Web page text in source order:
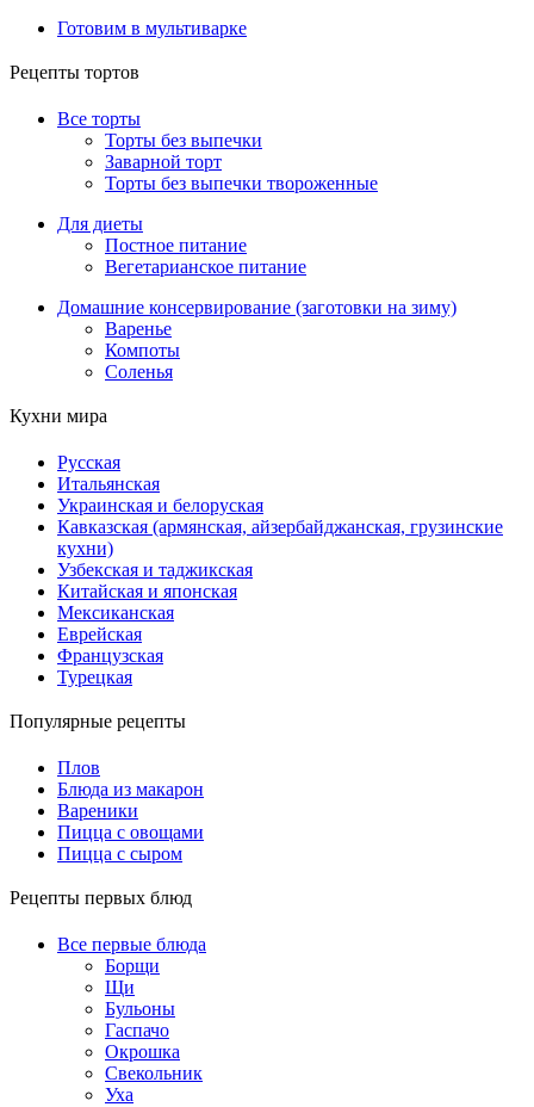
Готовим в мультиварке
Рецепты тортов
Все торты
Торты без выпечки
Заварной торт
Торты без выпечки твороженные
Для диеты
Постное питание
Вегетарианское питание
Домашние консервирование (заготовки на зиму)
Варенье
Компоты
Соленья
Кухни мира
Русская
Итальянская
Украинская и белоруская
Кавказская (армянская, айзербайджанская, грузинские
кухни)
Узбекская и таджикская
Китайская и японская
Мексиканская
Еврейская
Французская
Турецкая
Популярные рецепты
Плов
Блюда из макарон
Вареники
Пицца с овощами
Пицца с сыром
Рецепты первых блюд
Все первые блюда
Борщи
Щи
Бульоны
Гаспачо
Окрошка
Свекольник
Уха